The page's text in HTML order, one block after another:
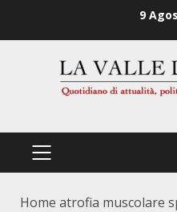
9
PRIMÄRES
Home atrofia muscolare